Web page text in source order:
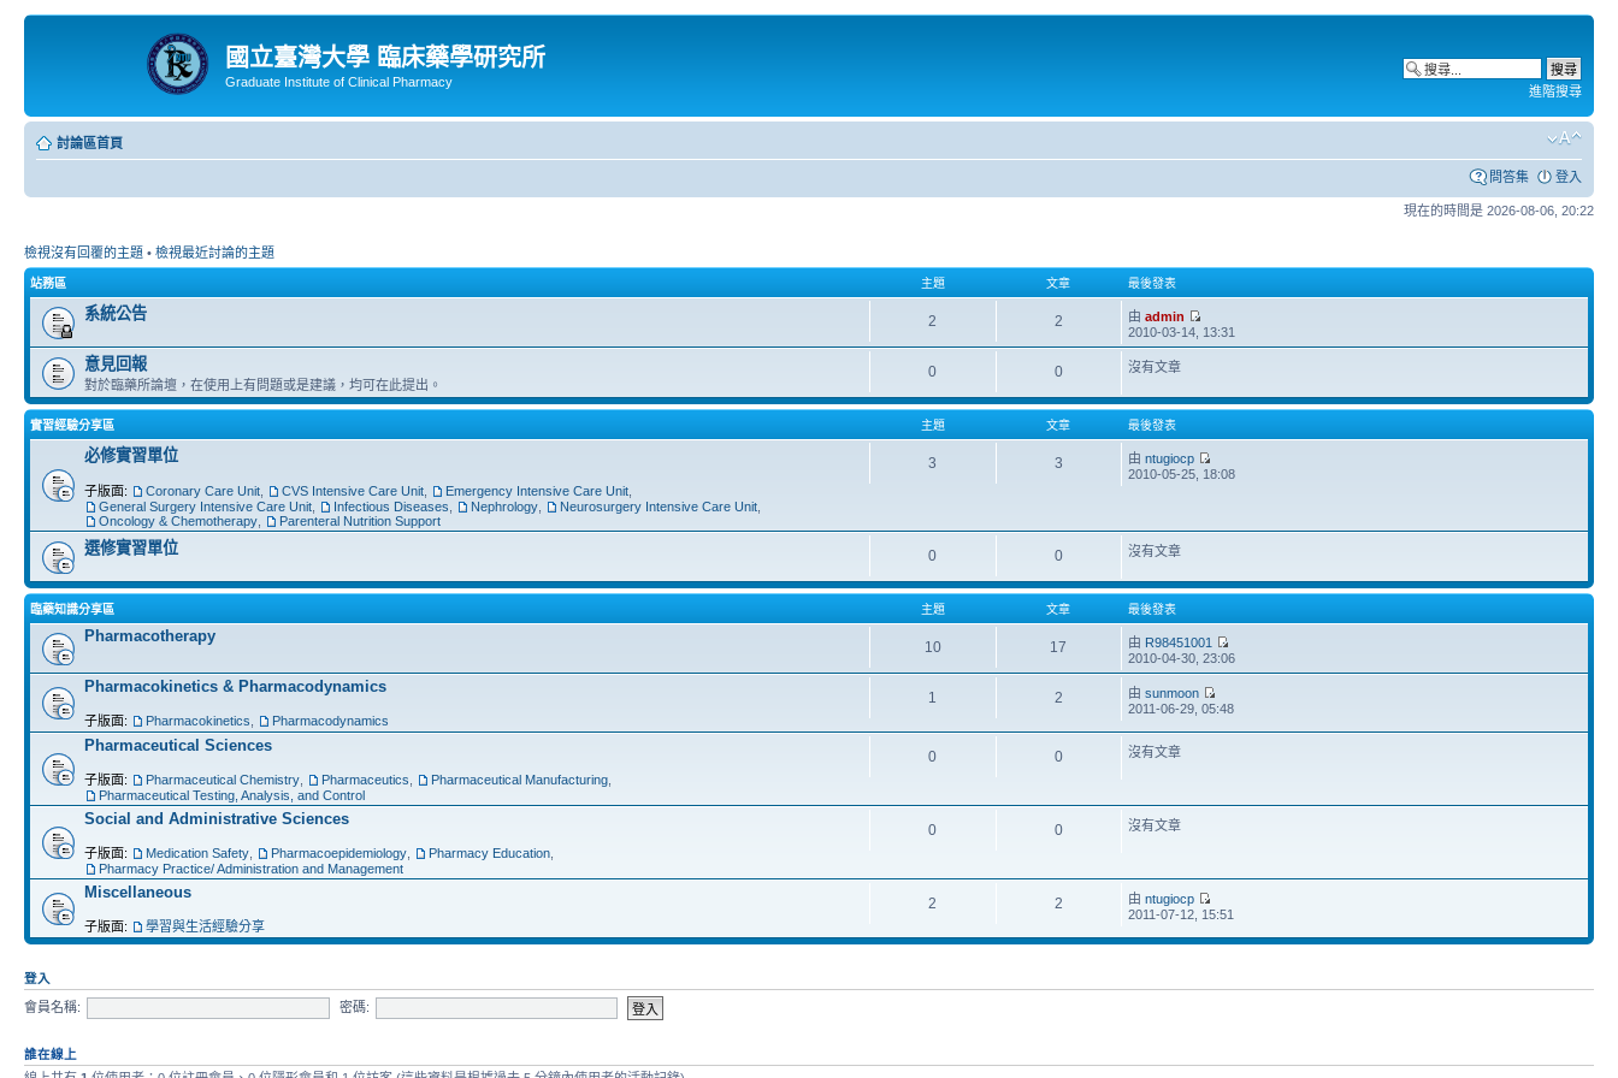
國立臺灣大學 臨床藥學研究所
Graduate Institute of Clinical Pharmacy
進階搜尋
討論區首頁
問答集 登入
現在的時間是 2026-08-06, 20:22
檢視沒有回覆的主題 • 檢視最近討論的主題
站務區 主題 文章 最後發表
系統公告 2 2 由admin
2010-03-14, 13:31
意見回報
對於臨藥所論壇，在使用上有問題或是建議，均可在此提出。
0 0 沒有文章
實習經驗分享區 主題 文章 最後發表
必修實習單位
子版面: Coronary Care Unit CVS Intensive Care Unit Emergency Intensive Care Unit
General Surgery Intensive Care Unit
Infectious Diseases Nephrology Neurosurgery Intensive Care Unit
Oncology & Chemotherapy
Parenteral Nutrition Support
3 3 由ntugiocp
2010-05-25, 18:08
選修實習單位 0 0 沒有文章
臨藥知識分享區 主題 文章 最後發表
Pharmacotherapy
10 17 由 R98451001
2010-04-30, 23:06
Pharmacokinetics & Pharmacodynamics
子版面: Pharmacokinetics Pharmacodynamics
1 2 由sunmoon
2011-06-29, 05:48
Pharmaceutical Sciences
子版面: Pharmaceutical Chemistry Pharmaceutics Pharmaceutical Manufacturing
Pharmaceutical Testing, Analysis, and Control
0 0 沒有文章
Social and Administrative Sciences
子版面: Medication Safety Pharmacoepidemiology Pharmacy Education
Pharmacy Practice/ Administration and Management
0 0 沒有文章
Miscellaneous
子版面: 學習與生活經驗分享
2 2 由ntugiocp
2011-07-12, 15:51
登入
會員名稱:
密碼:
誰在線上